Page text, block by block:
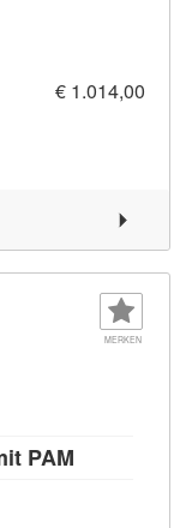
€ 1.014,00
MERKEN
PAM